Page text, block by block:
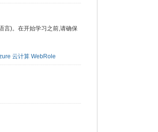
言)。在开始学习之前,请确保
云计算 WebRole